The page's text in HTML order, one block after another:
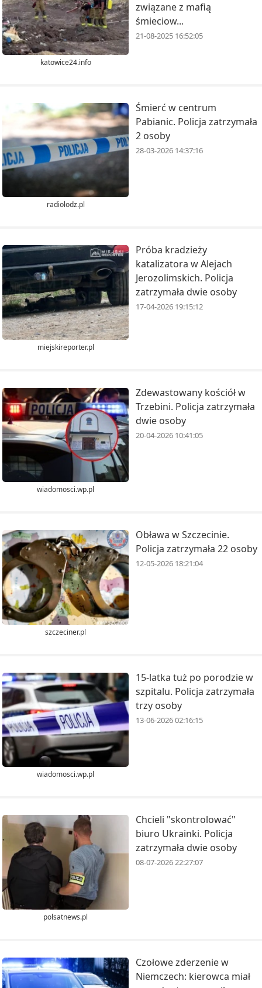
katowice24.info
związane z mafią
śmieciow...
21-08-2025 16:52:05
radiolodz.pl
Śmierć w centrum
Pabianic. Policja zatrzymała
2 osoby
28-03-2026 14:37:16
miejskireporter.pl
Próba kradzieży
katalizatora w Alejach
Jerozolimskich. Policja
zatrzymała dwie osoby
17-04-2026 19:15:12
wiadomosci.wp.pl
Zdewastowany kościół w
Trzebini. Policja zatrzymała
dwie osoby
20-04-2026 10:41:05
szczeciner.pl
Obława w Szczecinie.
Policja zatrzymała 22 osoby
12-05-2026 18:21:04
wiadomosci.wp.pl
15-latka tuż po porodzie w
szpitalu. Policja zatrzymała
trzy osoby
13-06-2026 02:16:15
polsatnews.pl
Chcieli "skontrolować"
biuro Ukrainki. Policja
zatrzymała dwie osoby
08-07-2026 22:27:07
Czołowe zderzenie w
Niemczech: kierowca miał